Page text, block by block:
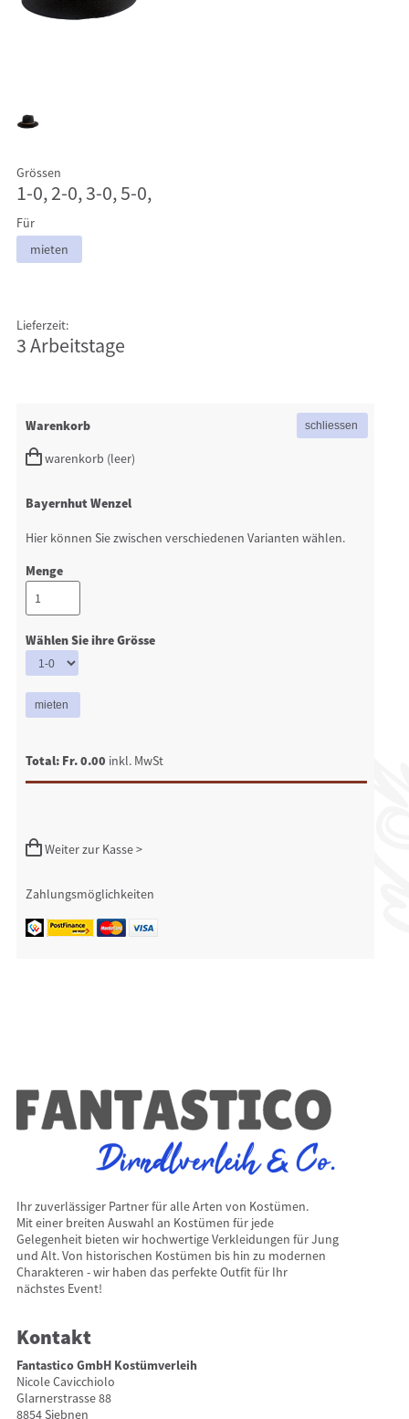
Grössen
1-0, 2-0, 3-0, 5-0,
Für
mieten
Lieferzeit:
3 Arbeitstage
Warenkorb
warenkorb (leer)
Bayernhut Wenzel
Hier können Sie zwischen verschiedenen Varianten wählen.
Menge
Wählen Sie ihre Grösse
Total: Fr. 0.00 inkl. MwSt
Weiter zur Kasse >
Zahlungsmöglichkeiten
Ihr zuverlässiger Partner für alle Arten von Kostümen.
Mit einer breiten Auswahl an Kostümen für jede
Gelegenheit bieten wir hochwertige Verkleidungen für Jung
und Alt. Von historischen Kostümen bis hin zu modernen
Charakteren - wir haben das perfekte Outfit für Ihr
nächstes Event!
Kontakt
Fantastico GmbH Kostümverleih
Nicole Cavicchiolo
Glarnerstrasse 88
8854 Siebnen